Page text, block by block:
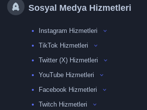
Sosyal Medya Hizmetleri
Instagram Hizmetleri
TikTok Hizmetleri
Twitter (X) Hizmetleri
YouTube Hizmetleri
Facebook Hizmetleri
Twitch Hizmetleri